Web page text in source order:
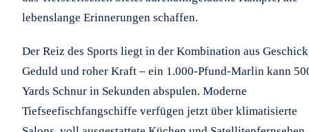
lebenslange Erinnerungen schaffen.
Der Reiz des Sports liegt in der Kombination aus
Geduld und roher Kraft – ein 1.000-Pfund-Marlin kann
Yards Schnur in Sekunden abspulen. Moderne
Tiefseefischfangschiffe verfügen jetzt über klimatisierte